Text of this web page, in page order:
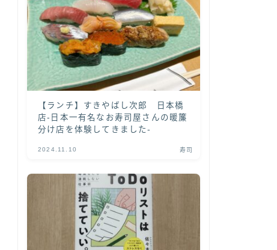
【ランチ】すきやばし次郎 日本橋
店-日本一有名なお寿司屋さんの暖簾
分け店を体験してきました-
2024.11.10 寿司